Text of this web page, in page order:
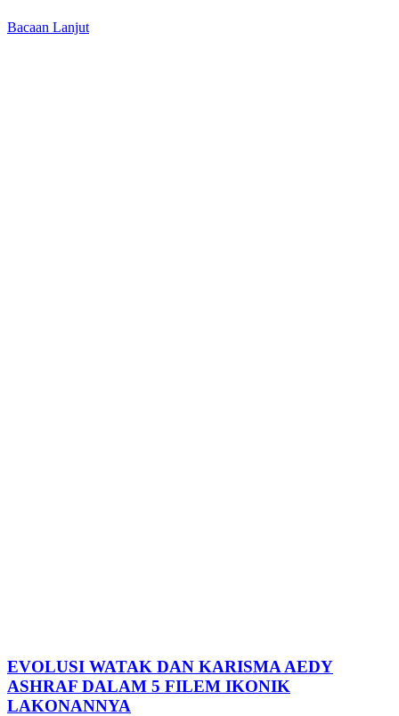
Bacaan Lanjut
EVOLUSI WATAK DAN KARISMA AEDY
ASHRAF DALAM 5 FILEM IKONIK
LAKONANNYA